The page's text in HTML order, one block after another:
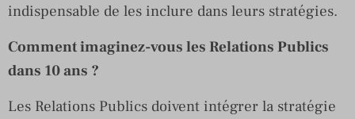
indispensable de les inclure dans leurs stratégies.
Comment imaginez-vous les Relations Publics
dans 10 ans ?
Les Relations Publics doivent intégrer la stratégie